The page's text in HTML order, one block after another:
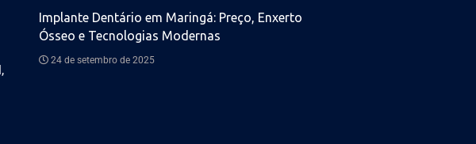
Implante Dentário em Maringá: Preço, Enxerto
Ósseo e Tecnologias Modernas
24 de setembro de 2025